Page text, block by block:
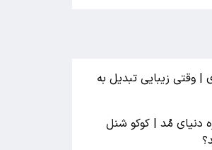
| وقتی زیبایی تبدیل به
دنیای مُد | کوکو شنل